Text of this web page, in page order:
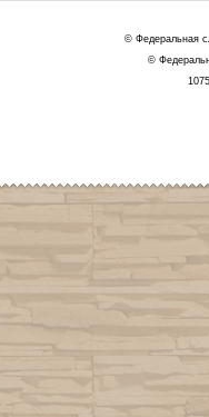
© Федеральная
©